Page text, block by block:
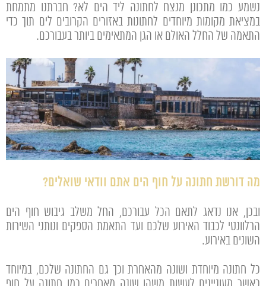
נשמע כמו מתכונן מנצח לחתונה ליד הים לא? חברתנו מתמחת
במציאת מקומות מיוחדים לחתונות באזורים הקרובים לים תוך כדי
התאמה של החלל האולם או הגן המתאימים ביותר בעבורכם.
מה דורשת חתונה על חוף הים אתם וודאי שואלים?
ובכן, אנו נדאג לתאם הכל עבורכם, החל משלב גיבוש חוף הים
הרלוונטי לכבוד האירוע שלכם ועד התאמת הספקים ונותני השירות
השונים באירוע.
כל חתונה מיוחדת ושונה מהאחרת וכך גם החתונה שלכם, במיוחד